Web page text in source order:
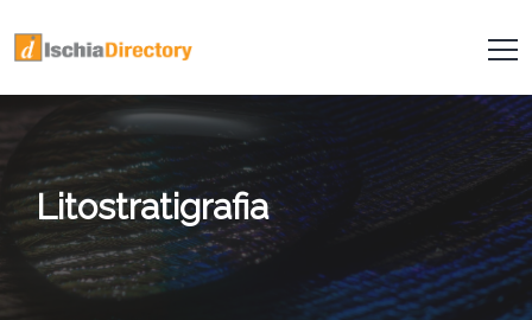
Litostratigrafia